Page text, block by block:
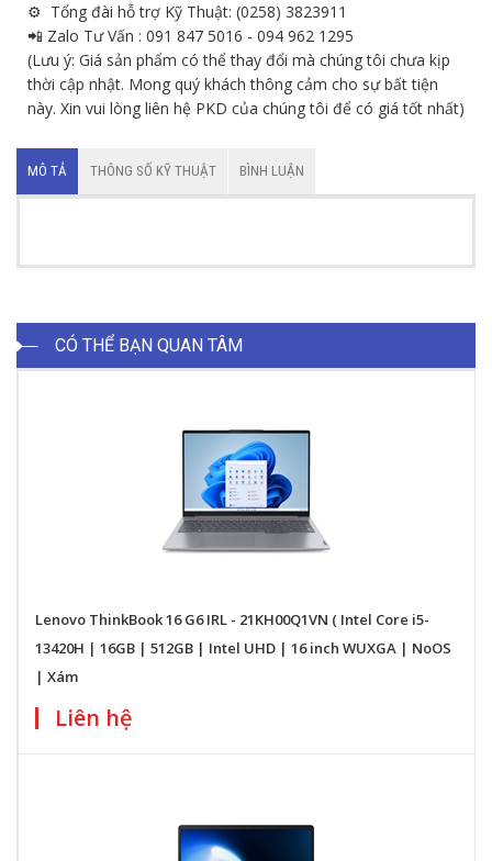
⚙ Tổng đài hỗ trợ Kỹ Thuật: (0258) 3823911
📲 Zalo Tư Vấn : 091 847 5016 - 094 962 1295
(Lưu ý: Giá sản phẩm có thể thay đổi mà chúng tôi chưa kịp
thời cập nhật. Mong quý khách thông cảm cho sự bất tiện
này. Xin vui lòng liên hệ PKD của chúng tôi để có giá tốt nhất)
MÔ TẢ THÔNG SỐ KỸ THUẬT BÌNH LUẬN
CÓ THỂ BẠN QUAN TÂM
Lenovo ThinkBook 16 G6 IRL - 21KH00Q1VN ( Intel Core i5-
13420H | 16GB | 512GB | Intel UHD | 16 inch WUXGA | NoOS
| Xám
Liên hệ